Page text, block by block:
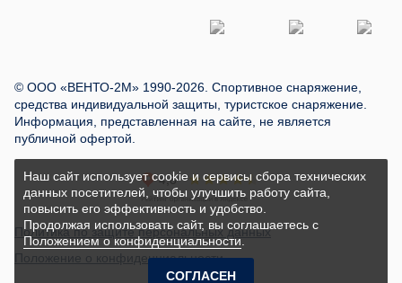
© ООО «ВЕНТО-2М» 1990-2026. Спортивное снаряжение,
средства индивидуальной защиты, туристское снаряжение.
Информация, представленная на сайте, не является
публичной офертой.
Политика по защите персональных данных
Положение о конфиденциальности
Наш сайт использует cookie и сервисы сбора технических
данных посетителей, чтобы улучшить работу сайта,
повысить его эффективность и удобство.
Продолжая использовать сайт, вы соглашаетесь с
Положением о конфиденциальности.
СОГЛАСЕН